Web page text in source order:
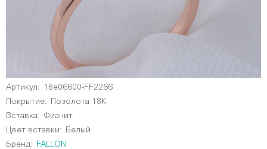
Артикул:
18e06600-FF2266
Покрытие: Позолота 18К
Вставка: Фианит
Цвет вставки:
Белый
Бренд:
FALLON